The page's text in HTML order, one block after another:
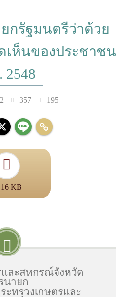
กรัฐมนตรีว่าด้วย
เห็นของประชาชน
2548
357 195
KB
ละสหกรณ์จังหวัด
นายก
ะทรวงเกษตรและ